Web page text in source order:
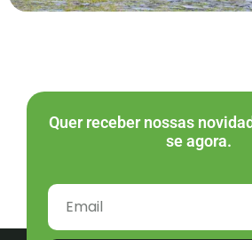
Quer receber nossas
se agora.